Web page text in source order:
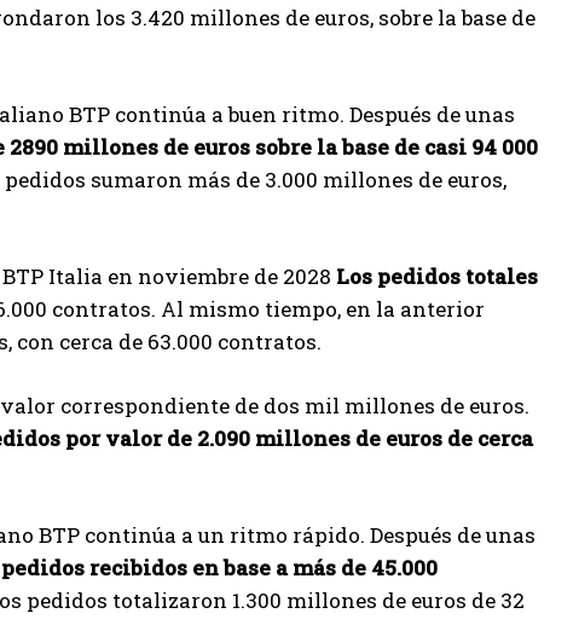
los 3.420 millones de euros, sobre la base de
BTP continúa a buen ritmo. Después de unas
millones de euros sobre la base de casi 94 000
sumaron más de 3.000 millones de euros,
Italia en noviembre de 2028 Los pedidos totales
contratos. Al mismo tiempo, en la anterior
con cerca de 63.000 contratos.
correspondiente de dos mil millones de euros.
por valor de 2.090 millones de euros de cerca
BTP continúa a un ritmo rápido. Después de unas
recibidos en base a más de 45.000
pedidos totalizaron 1.300 millones de euros de 32